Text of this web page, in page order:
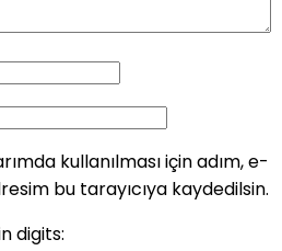
kullanılması için adım, e-
bu tarayıcıya kaydedilsin.
digits: